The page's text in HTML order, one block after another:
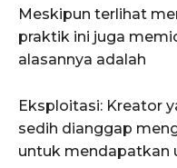
Meskipun terlihat
praktik ini juga
alasannya adalah
Eksploitasi: Kreator
sedih dianggap
untuk mendapatkan